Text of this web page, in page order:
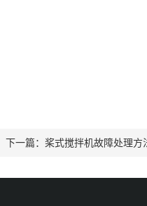
下一篇： 桨式搅拌机故障处理方